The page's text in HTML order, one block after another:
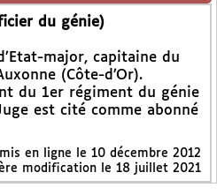
du génie)
major, capitaine du
(Côte-d’Or).
du 1er régiment du génie
est cité comme abonné
en ligne le 10 décembre 2012
modification le 18 juillet 2021